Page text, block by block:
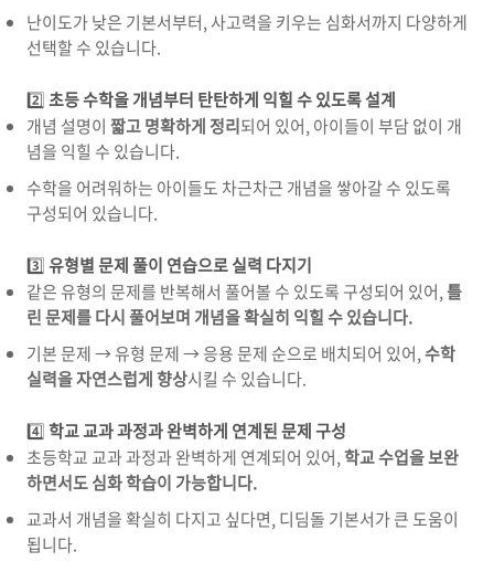
난이도가 낮은 기본서부터, 사고력을 키우는 심화서까지 다양하게
선택할 수 있습니다.
2️⃣초등 수학을 개념부터 탄탄하게 익힐 수 있도록 설계
개념 설명이 짧고 명확하게 정리되어 있어, 아이들이 부담 없이 개
념을 익힐 수 있습니다.
수학을 어려워하는 아이들도 차근차근 개념을 쌓아갈 수 있도록
구성되어 있습니다.
3️⃣유형별 문제 풀이 연습으로 실력 다지기
같은 유형의 문제를 반복해서 풀어볼 수 있도록 구성되어 있어,틀
린 문제를 다시 풀어보며 개념을 확실히 익힐 수 있습니다.
기본 문제 → 유형 문제 → 응용 문제 순으로 배치되어 있어,수학
실력을 자연스럽게 향상시킬 수 있습니다.
4️⃣학교 교과 과정과 완벽하게 연계된 문제 구성
초등학교 교과 과정과 완벽하게 연계되어 있어,학교 수업을 보완
하면서도 심화 학습이 가능합니다.
교과서 개념을 확실히 다지고 싶다면, 디딤돌 기본서가 큰 도움이
됩니다.